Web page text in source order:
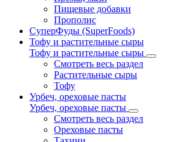
Пищевые добавки
Прополис
СуперФуды (SuperFoods)
Тофу и растительные сыры
Тофу и растительные сыры
Смотреть весь раздел
Растительные сыры
Тофу
Урбеч, ореховые пасты
Урбеч, ореховые пасты
Смотреть весь раздел
Ореховые пасты